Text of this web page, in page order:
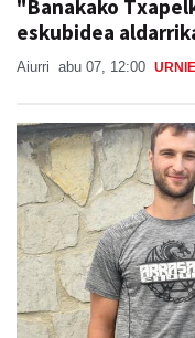
"Banakako
eskubidea
Aiurri abu 07, 12:00